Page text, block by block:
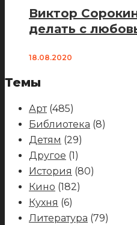
Виктор
делать с
18.08.2020
Темы
Арт(485)
Библиотека (8)
Детям (29)
Другое (1)
История (80)
Кино (182)
Кухня (6)
Литература (79)